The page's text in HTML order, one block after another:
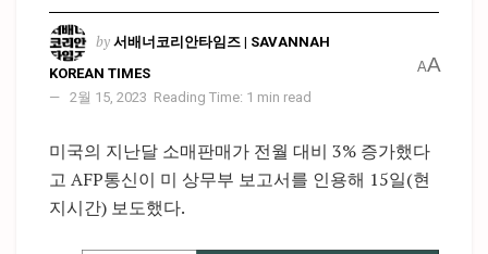
by 서배너코리안타임즈 | SAVANNAH
KOREAN TIMES
2월 15, 2023 Reading Time: 1 min read
AA
미국의 지난달 소매판매가 전월 대비 3% 증가했다
고 AFP통신이 미 상무부 보고서를 인용해 15일(현
지시간) 보도했다.